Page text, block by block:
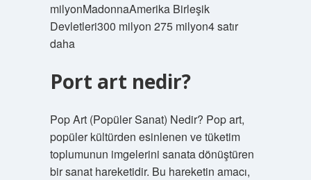
milyonMadonnaAmerika Birleşik
Devletleri300 milyon 275 milyon4 satır
daha
Port art nedir?
Pop Art (Popüler Sanat) Nedir? Pop art,
popüler kültürden esinlenen ve tüketim
toplumunun imgelerini sanata dönüştüren
bir sanat hareketidir. Bu hareketin amacı,